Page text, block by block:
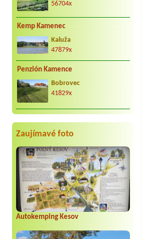
56704x
Kemp Kamenec
Kaluža
47879x
Penzión Kamence
Bobrovec
41829x
Zaujímavé foto
Autokemping Kesov